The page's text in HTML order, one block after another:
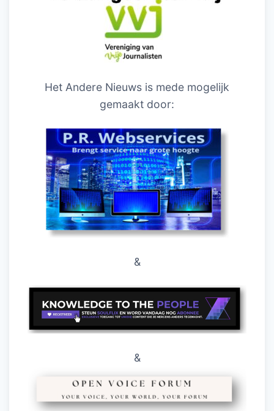
Het Andere Nieuws is mede mogelijk
gemaakt door:
&
&